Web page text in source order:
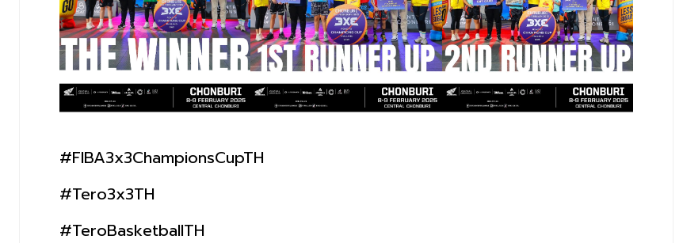
#FIBA3x3ChampionsCupTH
#Tero3x3TH
#TeroBasketballTH